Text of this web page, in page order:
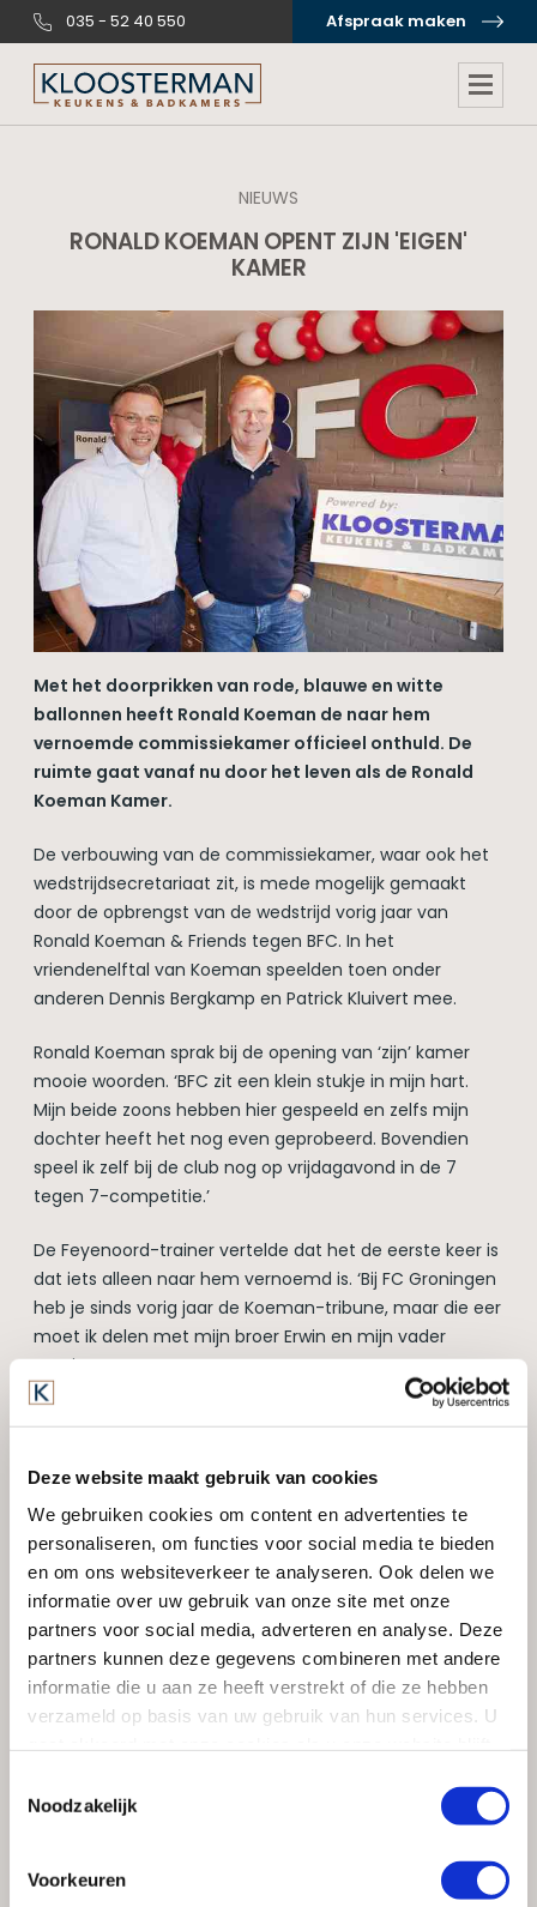
Deze website maakt gebruik van cookies
We gebruiken cookies om content en advertenties te
personaliseren, om functies voor social media te bieden
en om ons websiteverkeer te analyseren. Ook delen we
informatie over uw gebruik van onze site met onze
partners voor social media, adverteren en analyse. Deze
partners kunnen deze gegevens combineren met andere
informatie die u aan ze heeft verstrekt of die ze hebben
verzameld op basis van uw gebruik van hun services. U
Noodzakelijk
Voorkeuren
035 - 52 40 550 Afspraak maken
NIEUWS
RONALD KOEMAN OPENT ZIJN 'EIGEN'
KAMER
Met het doorprikken van rode, blauwe en witte
ballonnen heeft Ronald Koeman de naar hem
vernoemde commissiekamer officieel onthuld. De
ruimte gaat vanaf nu door het leven als de Ronald
Koeman Kamer.
De verbouwing van de commissiekamer, waar ook het
wedstrijdsecretariaat zit, is mede mogelijk gemaakt
door de opbrengst van de wedstrijd vorig jaar van
Ronald Koeman & Friends tegen BFC. In het
vriendenelftal van Koeman speelden toen onder
anderen Dennis Bergkamp en Patrick Kluivert mee.
Ronald Koeman sprak bij de opening van ‘zijn’ kamer
mooie woorden. ‘BFC zit een klein stukje in mijn hart.
Mijn beide zoons hebben hier gespeeld en zelfs mijn
dochter heeft het nog even geprobeerd. Bovendien
speel ik zelf bij de club nog op vrijdagavond in de 7
tegen 7-competitie.’
De Feyenoord-trainer vertelde dat het de eerste keer is
dat iets alleen naar hem vernoemd is. ‘Bij FC Groningen
heb je sinds vorig jaar de Koeman-tribune, maar die eer
moet ik delen met mijn broer Erwin en mijn vader
Martin.’
Keukens en Badkamers plaatste in zowel de
commissiekamer als in de verbouwde bestuurskamer
een keukenblok. Ook erelid Harry Pelle was van de partij.
De opening van de Ronald Koeman Kamer is ook bij
Feyenoord niet onopgemerkt gebleven.
LEES OOK